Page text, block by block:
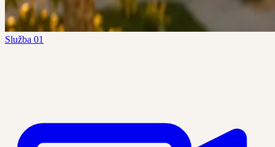
Služba 01